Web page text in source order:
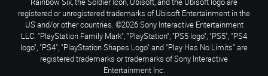
registered or unregistered trademarks of Ubisoft Entertainment in the
US and/or other countries. ©2026 Sony Interactive Entertainment
LLC. "PlayStation Family Mark", "PlayStation", "PS5 logo", "PS5", "PS4
logo", "PS4", "PlayStation Shapes Logo" and "Play Has No Limits" are
registered trademarks or trademarks of Sony Interactive
Entertainment Inc.